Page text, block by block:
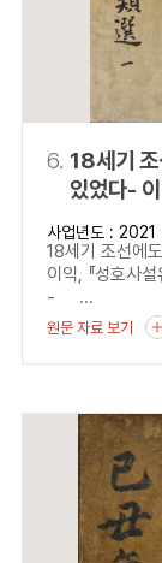
6. 18세기
있었다-
(星湖僿
사업년도 : 2021
18세기 조선에
이익, 『성호사
- ...
원문 자료 보기